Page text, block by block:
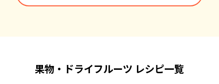
果物・ドライフルーツ レシピ一覧